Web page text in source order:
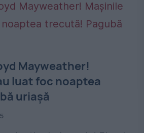
Mayweather!
luat foc noaptea
uriaşă